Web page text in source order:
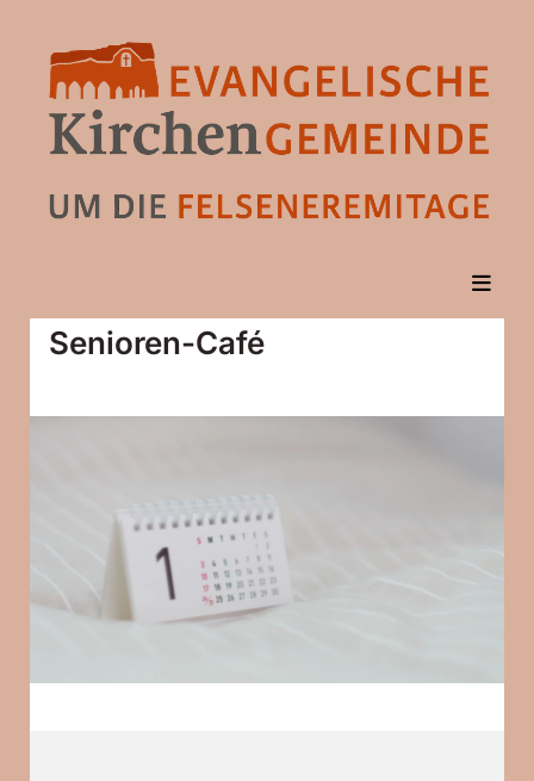
Senioren-Café